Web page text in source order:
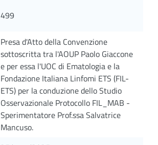
499
Presa d'Atto della Convenzione
sottoscritta tra l'AOUP Paolo Giaccone
e per essa l'UOC di Ematologia e la
Fondazione Italiana Linfomi ETS (FIL-
ETS) per la conduzione dello Studio
Osservazionale Protocollo FIL_MAB -
Sperimentatore Prof.ssa Salvatrice
Mancuso.